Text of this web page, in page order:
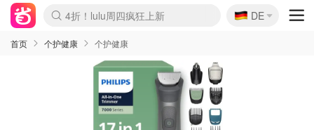
Boticinal 夏促开抢！
4折！lulu周四疯狂上新
还没结束！&OtherStories大促
Joybuy变相75折 随时失效
速领！Stanley独家85折
疑似霸哥！Camper额外叠85折
Zalando 奥莱闪促！每日更新
Moncler反季囤！5折起+叠9折
Coach Brooklyn仅€192
🇩🇪
DE
首页 个护健康 个护健康